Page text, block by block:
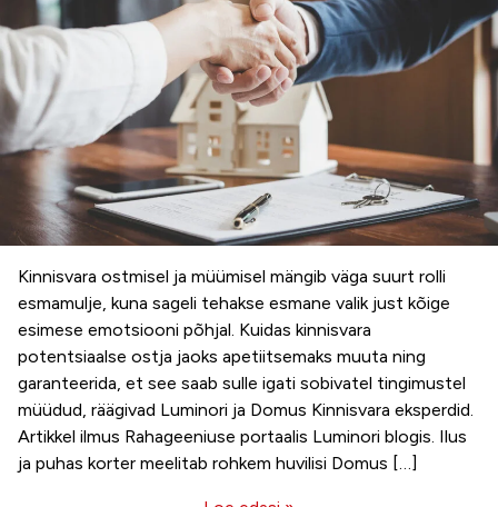
Kinnisvara ostmisel ja müümisel mängib väga suurt rolli
esmamulje, kuna sageli tehakse esmane valik just kõige
esimese emotsiooni põhjal. Kuidas kinnisvara
potentsiaalse ostja jaoks apetiitsemaks muuta ning
garanteerida, et see saab sulle igati sobivatel tingimustel
müüdud, räägivad Luminori ja Domus Kinnisvara eksperdid.
Artikkel ilmus Rahageeniuse portaalis Luminori blogis. Ilus
ja puhas korter meelitab rohkem huvilisi Domus […]